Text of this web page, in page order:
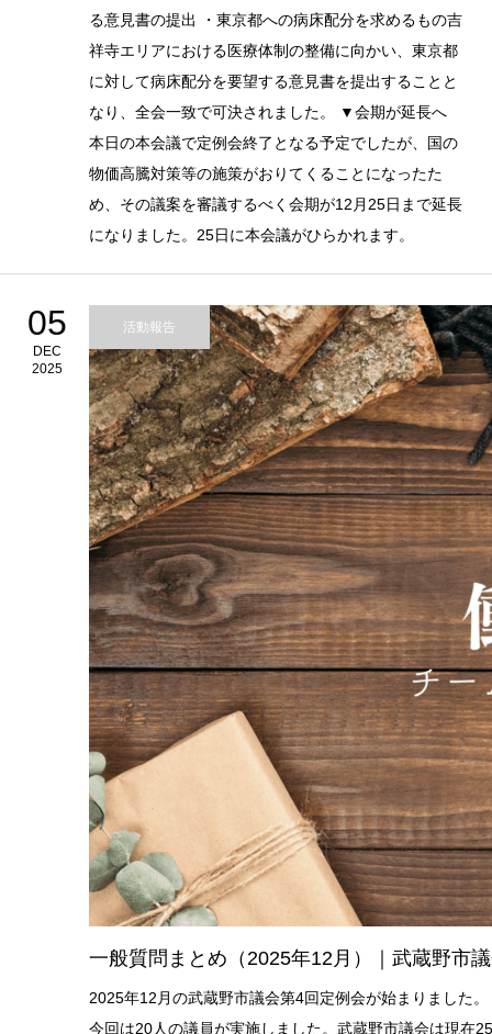
る意見書の提出 ・東京都への病床配分を求めるもの吉
祥寺エリアにおける医療体制の整備に向かい、東京都
に対して病床配分を要望する意見書を提出することと
なり、全会一致で可決されました。 ▼会期が延長へ
本日の本会議で定例会終了となる予定でしたが、国の
物価高騰対策等の施策がおりてくることになったた
め、その議案を審議するべく会期が12月25日まで延長
になりました。25日に本会議がひらかれます。
05
DEC
2025
活動報告
一般質問まとめ（2025年12月）｜武蔵野市
2025年12月の武蔵野市議会第4回定例会が始まりました
今回は20人の議員が実施しました。武蔵野市議会は現在